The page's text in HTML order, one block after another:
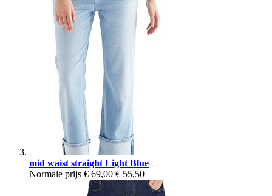
mid waist straight Light Blue
Normale prijs € 69,00 € 55,50